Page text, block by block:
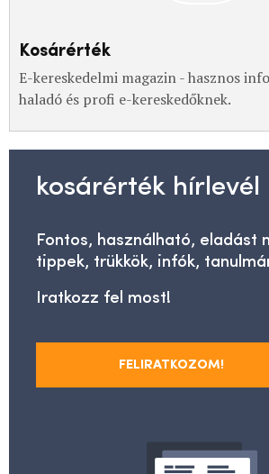
Kosárérték
E-kereskedelmi magazin - hasznos
haladó és profi e-kereskedőknek.
kosárérték hírlevél
Fontos, használható, eladást
tippek, trükkök, infók,
Iratkozz fel most!
FELIRATKOZOM!